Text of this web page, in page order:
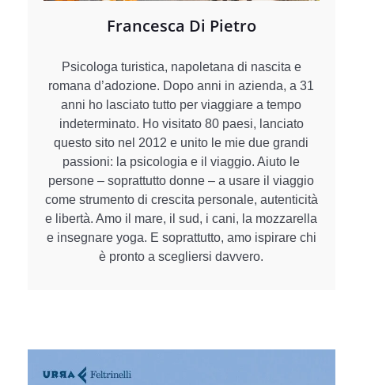
Francesca Di Pietro
Psicologa turistica, napoletana di nascita e
romana d’adozione. Dopo anni in azienda, a 31
anni ho lasciato tutto per viaggiare a tempo
indeterminato. Ho visitato 80 paesi, lanciato
questo sito nel 2012 e unito le mie due grandi
passioni: la psicologia e il viaggio. Aiuto le
persone – soprattutto donne – a usare il viaggio
come strumento di crescita personale, autenticità
e libertà. Amo il mare, il sud, i cani, la mozzarella
e insegnare yoga. E soprattutto, amo ispirare chi
è pronto a scegliersi davvero.